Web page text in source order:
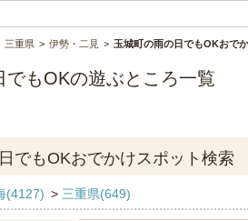
三重県 伊勢・二見 玉城町の雨の日でもOKおで
でもOKの遊ぶところ一覧
でもOKおでかけスポット検索
(4127) > 三重県(649)